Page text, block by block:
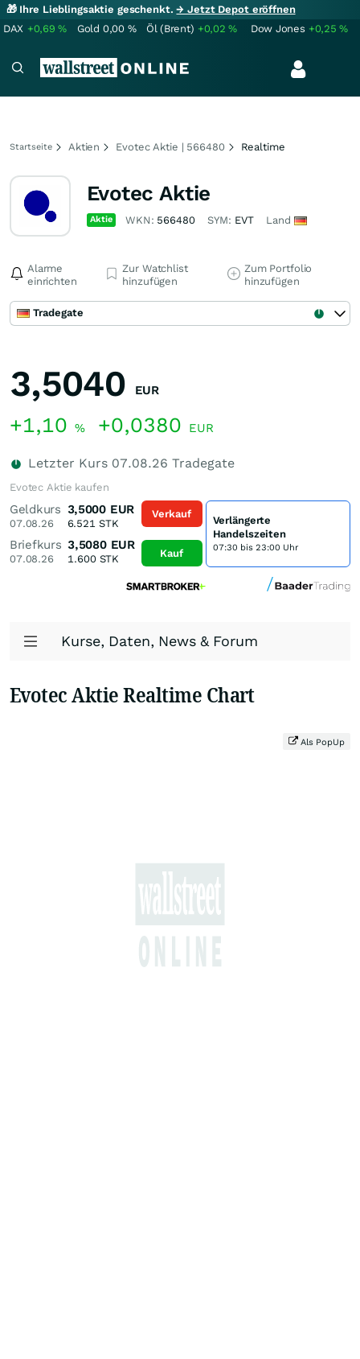
🎁 Ihre Lieblingsaktie geschenkt.→ Jetzt Depot eröffnen
DAX +0,69% Gold 0,00 % Öl (Brent) +0,02% Dow Jones +0,25%
Startseite Aktien Evotec Aktie | 566480 Realtime
Evotec Aktie
Aktie WKN: 566480 SYM: EVT Land
Alarme
einrichten
Zur Watchlist
hinzufügen
Zum Portfolio
hinzufügen
Tradegate
3,5040 EUR
+1,10 % +0,0380 EUR
Letzter Kurs 07.08.26 Tradegate
Evotec Aktie kaufen
Geldkurs
07.08.26
3,5000 EUR
6.521 STK
Briefkurs
07.08.26
3,5080 EUR
1.600STK
Verkauf
Kauf
Verlängerte
Handelszeiten
07:30 bis 23:00 Uhr
Kurse, Daten, News & Forum
Evotec Aktie Realtime Chart
Als PopUp